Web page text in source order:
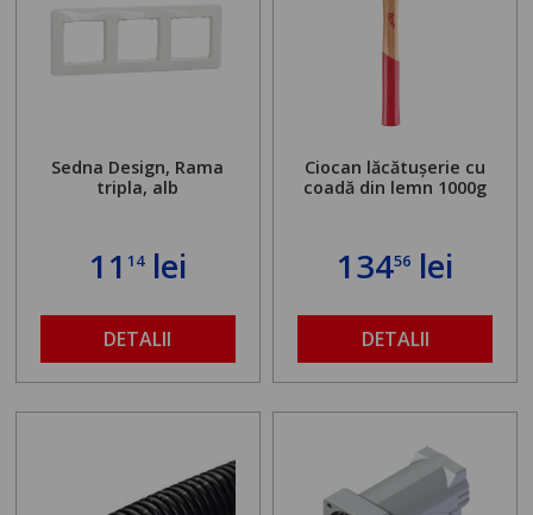
Sedna Design, Rama
tripla, alb
11 14lei
DETALII
Ciocan lăcătușerie cu
coadă din lemn 1000g
13456 lei
DETALII